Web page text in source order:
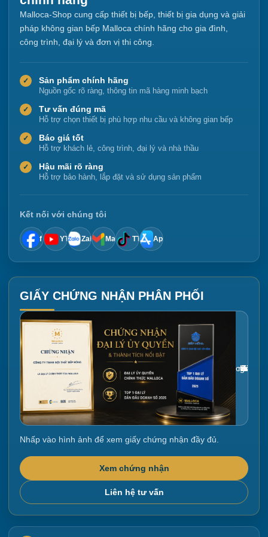
Malloca-Shop cung cấp thiết bị bếp, thiết bị gia dụng và giải
pháp không gian bếp Malloca chính hãng cho gia đình,
công trình, đại lý và đơn vị thi công.
✓ Sản phẩm chính hãng
Nguồn gốc rõ ràng, thông tin mã hàng minh bạch
✓ Tư vấn đúng mã
Hỗ trợ chọn thiết bị phù hợp nhu cầu và không gian bếp
✓ Báo giá tốt
Hỗ trợ khách lẻ, công trình, đại lý và nhà thầu
✓ Hậu mãi rõ ràng
Hỗ trợ bảo hành, lắp đặt và sử dụng sản phẩm
Kết nối với chúng tôi
f YT Zalo Mail TT App
GIẤY CHỨNG NHẬN PHÂN PHỐI
Gắn link ảnh giấy chứng nhận tại đây
Nhấp vào hình ảnh để xem giấy chứng nhận đầy đủ.
Xem chứng nhận
Liên hệ tư vấn